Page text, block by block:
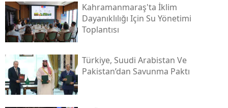
Kahramanmaraş'ta İklim
Dayanıklılığı Için Su Yönetimi
Toplantısı
Türkiye, Suudi Arabistan Ve
Pakistan’dan Savunma Paktı